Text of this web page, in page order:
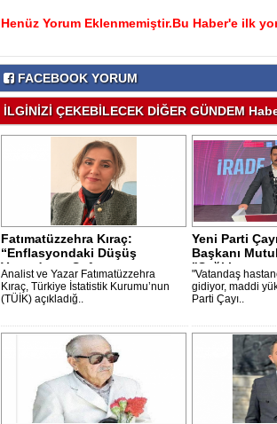
Henüz Yorum Eklenmemiştir.Bu Haber'e ilk
FACEBOOK YORUM
İLGİNİZİ ÇEKEBİLECEK DİĞER GÜNDEM
Fatımatüzzehra Kıraç:
“Enflasyondaki Düşüş
Vatandaşın Sofras..
Analist ve Yazar Fatımatüzzehra
Kıraç, Türkiye İstatistik Kurumu’nun
(TÜİK) açıkladığ..
Yeni Parti
Başkanı
"Sağlıkta ..
"Vatandaş
gidiyor, maddi
Parti Çayı..